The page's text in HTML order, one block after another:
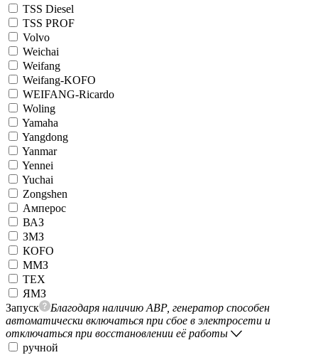
TSS Diesel
TSS PROF
Volvo
Weichai
Weifang
Weifang-KOFO
WEIFANG-Ricardo
Woling
Yamaha
Yangdong
Yanmar
Yennei
Yuchai
Zongshen
Амперос
ВАЗ
ЗМЗ
КОFO
ММЗ
ТЕХ
ЯМЗ
Запуск
Благодаря наличию АВР, генератор способен
автоматически включаться при сбое в электросети и
отключаться при восстановлении её работы
ручной